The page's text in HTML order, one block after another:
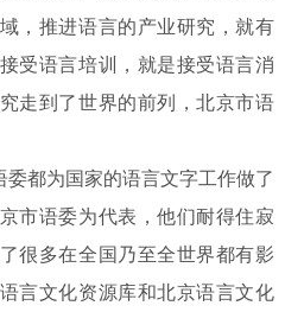
，推进语言的产业研究，就有
受语言培训，就是接受语言消
走到了世界的前列，北京市语
都为国家的语言文字工作做了
市语委为代表，他们耐得住寂
很多在全国乃至全世界都有影
言文化资源库和北京语言文化